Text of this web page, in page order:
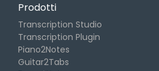
Prodotti
Transcription Studio
Transcription Plugin
Piano2Notes
Guitar2Tabs